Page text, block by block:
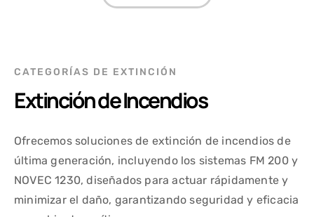
CATEGORÍAS DE EXTINCIÓN
Extinción de Incendios
Ofrecemos soluciones de extinción de incendios de
última generación, incluyendo los sistemas FM 200 y
NOVEC 1230, diseñados para actuar rápidamente y
minimizar el daño, garantizando seguridad y eficacia